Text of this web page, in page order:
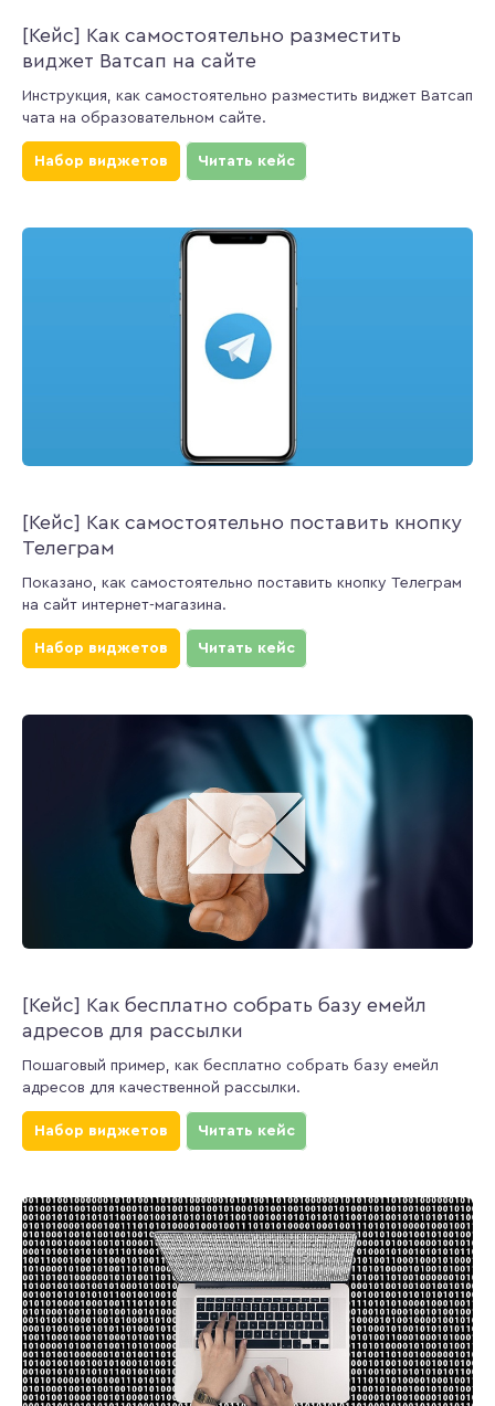
[Кейс] Как самостоятельно разместить
виджет Ватсап на сайте
Инструкция, как самостоятельно разместить виджет Ватсап
чата на образовательном сайте.
Набор виджетов Читать кейс
[Кейс] Как самостоятельно поставить кнопку
Телеграм
Показано, как самостоятельно поставить кнопку Телеграм
на сайт интернет-магазина.
Набор виджетов Читать кейс
[Кейс] Как бесплатно собрать базу емейл
адресов для рассылки
Пошаговый пример, как бесплатно собрать базу емейл
адресов для качественной рассылки.
Набор виджетов Читать кейс